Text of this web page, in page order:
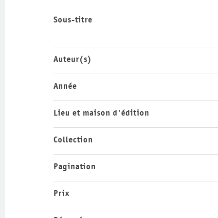
Sous-titre
Auteur(s)
Année
Lieu et maison d'édition
Collection
Pagination
Prix